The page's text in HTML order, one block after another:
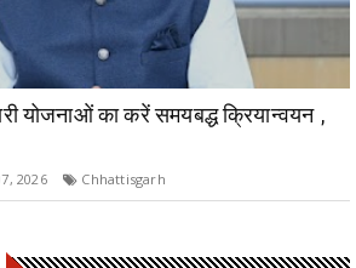
योजनाओं का करें समयबद्ध क्रियान्वयन ,
2026 Chhattisgarh